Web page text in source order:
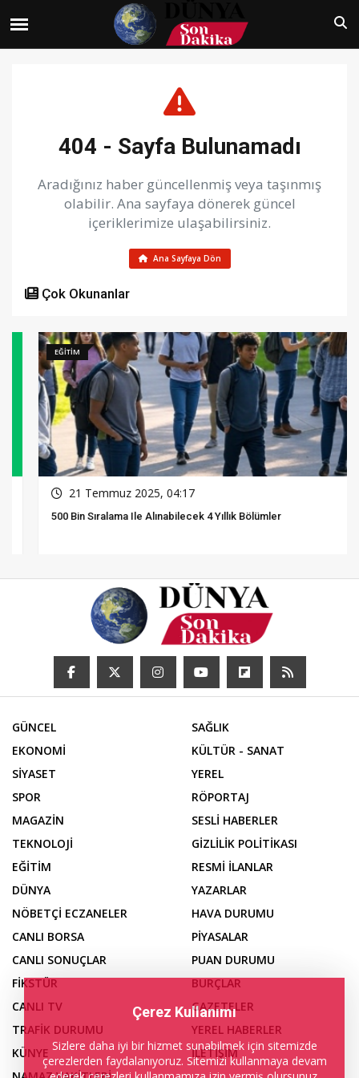
404 - Sayfa Bulunamadı
Aradığınız haber güncellenmiş veya taşınmış
olabilir. Ana sayfaya dönerek güncel
içeriklerimize ulaşabilirsiniz.
Ana Sayfaya Dön
Çok Okunanlar
EĞİTİM
21 Temmuz 2025, 04:17
500 Bin Sıralama Ile Alınabilecek 4 Yıllık Bölümler
GÜNCEL
EKONOMİ
SİYASET
SPOR
MAGAZİN
TEKNOLOJİ
EĞİTİM
DÜNYA
SAĞLIK
KÜLTÜR - SANAT
YEREL
RÖPORTAJ
SESLİ HABERLER
GİZLİLİK POLİTİKASI
RESMİ İLANLAR
YAZARLAR
NÖBETÇİ ECZANELER
CANLI BORSA
CANLI SONUÇLAR
FİKSTÜR
CANLI TV
TRAFİK DURUMU
KÜNYE
HAVA DURUMU
PİYASALAR
PUAN DURUMU
BURÇLAR
GAZETELER
YEREL HABERLER
İLETİŞİM
Çerez Kullanımı
Sizlere daha iyi bir hizmet sunabilmek için sitemizde
çerezlerden faydalanıyoruz. Sitemizi kullanmaya devam